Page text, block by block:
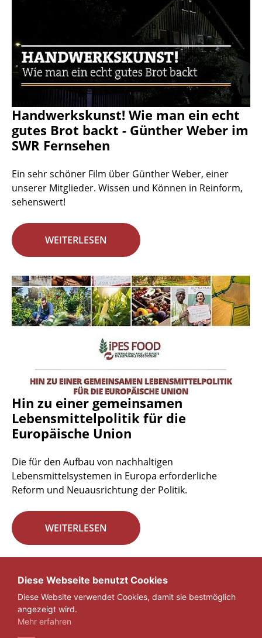
Handwerkskunst! Wie man ein echt
gutes Brot backt - Günther Weber im
SWR Fernsehen
Ein sehr schöner Film über Günther Weber, einer
unserer Mitglieder. Wissen und Können in Reinform,
sehenswert!
WEITERLESEN
Hin zu einer gemeinsamen
Lebensmittelpolitik für die
Europäische Union
Die für den Aufbau von nachhaltigen
Lebensmittelsystemen in Europa erforderliche
Reform und Neuausrichtung der Politik.
WEITERLESEN
« 1 ... 27 28 29
Diese Webseite benutzt Cookies
Diese Website verwendet Cookies, damit sie bestmöglich
angezeigt wird.
Mehr erfahren